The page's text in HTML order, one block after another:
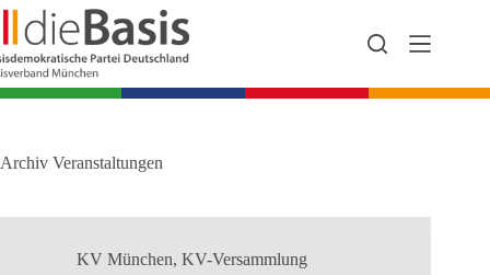
Zum
Inhalt
springen
Archiv Veranstaltungen
KV München, KV-Versammlung